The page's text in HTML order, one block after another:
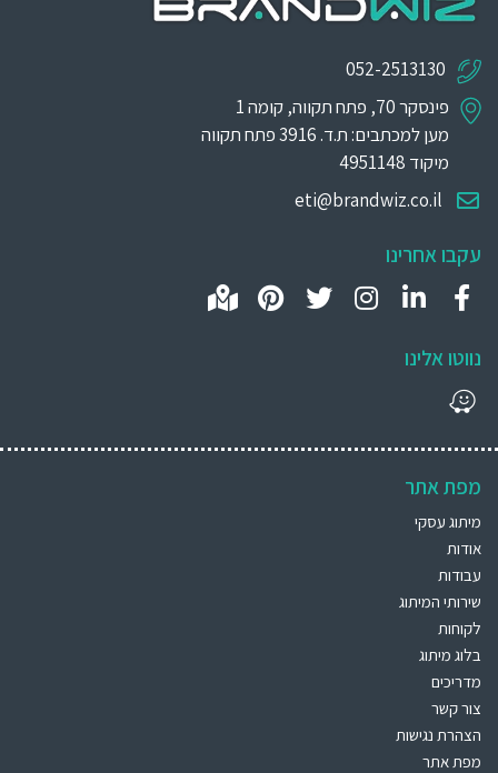
052-2513130
פינסקר 70, פתח תקווה, קומה 1
מען למכתבים: ת.ד. 3916 פתח תקווה
מיקוד 4951148
eti@brandwiz.co.il
עקבו אחרינו
נווטו אלינו
מפת אתר
מיתוג עסקי
אודות
עבודות
שירותי המיתוג
לקוחות
בלוג מיתוג
מדריכים
צור קשר
הצהרת נגישות
מפת אתר